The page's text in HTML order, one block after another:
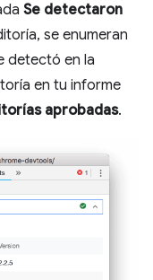
Se detectaron
se enumeran
detectó en la
en tu informe
aprobadas.